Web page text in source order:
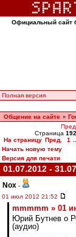
Официальный сайт
Полная версия
Общение на сайте »
Страница 192
На страницу Пред. 1
Начать новую тему
Версия для печати
01.07.2012 -
Nox -
01 июл 2012 21:52
mmmmm » 01
Юрий Бутнев о
(аудио)